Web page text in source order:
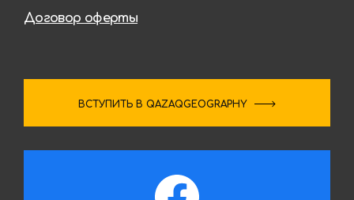
Договор оферты
ВСТУПИТЬ В QAZAQGEOGRAPHY